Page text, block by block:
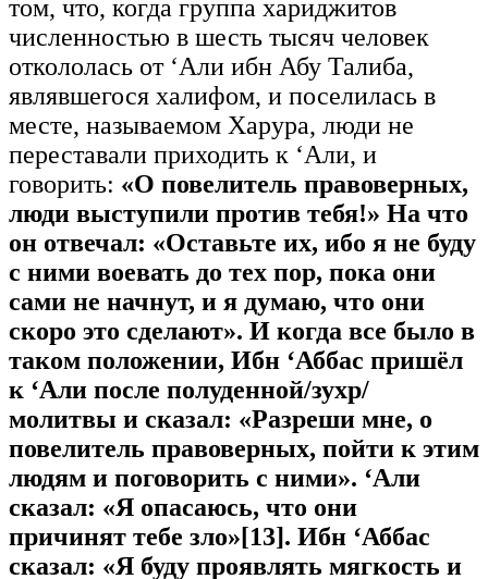
том, что, когда группа хариджитов
численностью в шесть тысяч человек
откололась от ‘Али ибн Абу Талиба,
являвшегося халифом, и поселилась в
месте, называемом Харура, люди не
переставали приходить к ‘Али, и
говорить: «О повелитель правоверных,
люди выступили против тебя!» На что
он отвечал: «Оставьте их, ибо я не буду
с ними воевать до тех пор, пока они
сами не начнут, и я думаю, что они
скоро это сделают». И когда все было в
таком положении, Ибн ‘Аббас пришёл
к ‘Али после полуденной/зухр/
молитвы и сказал: «Разреши мне, о
повелитель правоверных, пойти к этим
людям и поговорить с ними». ‘Али
сказал: «Я опасаюсь, что они
причинят тебе зло»[13]. Ибн ‘Аббас
сказал: «Я буду проявлять мягкость и